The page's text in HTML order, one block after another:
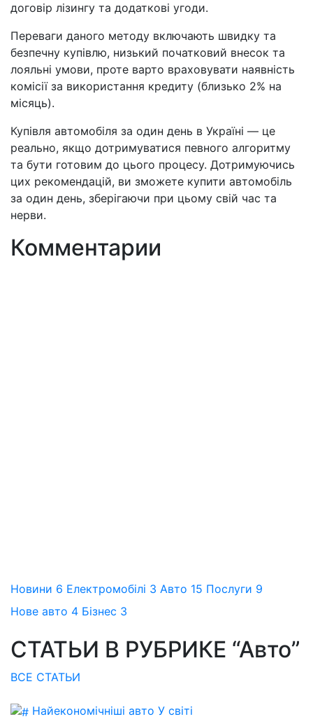
договір лізингу та додаткові угоди.
Переваги даного методу включають швидку та
безпечну купівлю, низький початковий внесок та
лояльні умови, проте варто враховувати наявність
комісії за використання кредиту (близько 2% на
місяць).
Купівля автомобіля за один день в Україні — це
реально, якщо дотримуватися певного алгоритму
та бути готовим до цього процесу. Дотримуючись
цих рекомендацій, ви зможете купити автомобіль
за один день, зберігаючи при цьому свій час та
нерви.
Комментарии
Новини 6 Електромобілі 3 Авто 15 Послуги 9
Нове авто 4 Бізнес 3
СТАТЬИ В РУБРИКЕ “Авто”
ВСЕ СТАТЬИ
Найекономічніші авто У світі